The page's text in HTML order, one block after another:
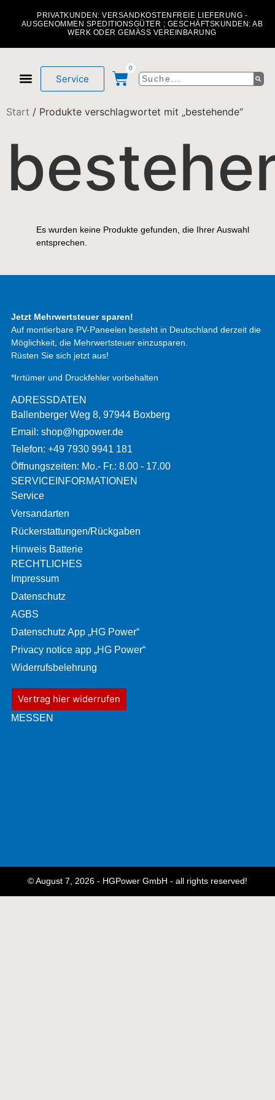
PRIVATKUNDEN: VERSANDKOSTENFREIE LIEFERUNG -
AUSGENOMMEN SPEDITIONSGÜTER ; GESCHÄFTSKUNDEN: AB
WERK ODER GEMÄSS VEREINBARUNG
Service
0
Start / Produkte verschlagwortet mit „bestehende“
Es wurden keine Produkte gefunden, die Ihrer Auswahl
entsprechen.
Jetzt Mehrwertsteuer sparen!
Auf montierbare PV-Paneelen besteht in Deutschland derzeit die
Möglichkeit, die Mehrwertsteuer einzusparen.
Rüsten Sie sich jetzt aus!
*Irrtümer und Druckfehler vorbehalten
ADRESSDATEN
Ballenberger Weg 8, 97944 Boxberg
Email: shop@hgpower.de
Telefon: +49 7930 9941 181
Öffnungszeiten: Mo.- Fr.: 8.00 - 17.00
SERVICEINFORMATIONEN
Service
Versandarten
Rückerstattungen/Rückgaben
Hinweis Batterie
RECHTLICHES
Impressum
Datenschutz
AGBS
Datenschutz App „HG Power“
Privacy notice app „HG Power“
Widerrufsbelehrung
Vertrag hier widerrufen
MESSEN
© August 7, 2026 - HGPower GmbH - all rights reserved!